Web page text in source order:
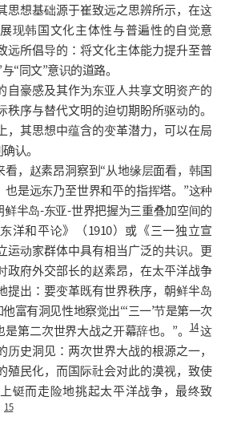
思想基础源于崔致远之思辨所示，在这
现韩国文化主体性与普遍性的自觉意
远所倡导的：将文化主体能力提升至普
“同文”意识的道路。
自豪感及其作为东亚人共享文明资产的
序与替代文明的迫切期盼所驱动的。
，其思想中蕴含的变革潜力，可以在局
认。
，赵素昂洞察到“从地缘层面看，韩国
是远东乃至世界和平的指挥塔。”这种
半岛-东亚-世界把握为三重叠加空间的
洋和平论》（1910）或《三一独立宣
运动家群体中具有相当广泛的共识。更
政府外交部长的赵素昂，在太平洋战争
提出：要变革既有世界秩序，朝鲜半岛
富有洞见性地察觉出“‘三一’节是第一次
第二次世界大战之开幕辞也。”。14这
史洞见：两次世界大战的根源之一，
殖民化，而国际社会对此的漠视，致使
铤而走险地挑起太平洋战争，最终致
15